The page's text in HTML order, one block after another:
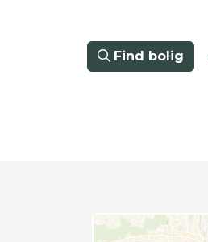
Find bolig